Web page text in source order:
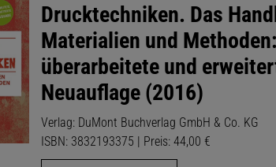
Drucktechniken. Das
Materialien und
überarbeitete und
Neuauflage (2016)
Verlag: DuMont Buchverlag GmbH & Co. KG
ISBN: 3832193375 | Preis: 44,00 €